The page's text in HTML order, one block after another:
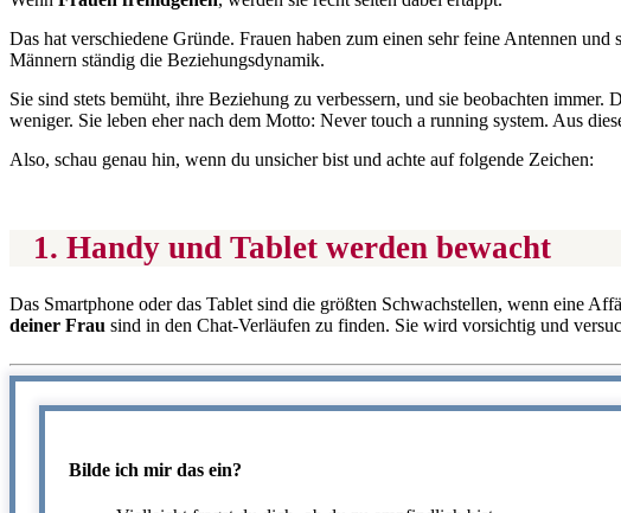
Das hat verschiedene Gründe. Frauen haben zum einen sehr feine Antennen
Männern ständig die Beziehungsdynamik.
Sie sind stets bemüht, ihre Beziehung zu verbessern, und sie beobachten
weniger. Sie leben eher nach dem Motto: Never touch a running system. Aus
Also, schau genau hin, wenn du unsicher bist und achte auf folgende Zeichen:
1. Handy und Tablet werden bewacht
Das Smartphone oder das Tablet sind die größten Schwachstellen, wenn eine
deiner Frau sind in den Chat-Verläufen zu finden. Sie wird vorsichtig und
Bilde ich mir das ein?